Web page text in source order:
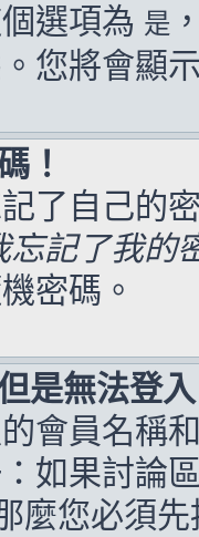
選項為 是
您將會顯
！
了自己的
忘記了我的
密碼。
是無法登
會員名稱
如果討論
麼您必須